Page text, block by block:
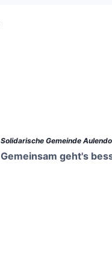
Solidarische Gemeinde
Gemeinsam geht's